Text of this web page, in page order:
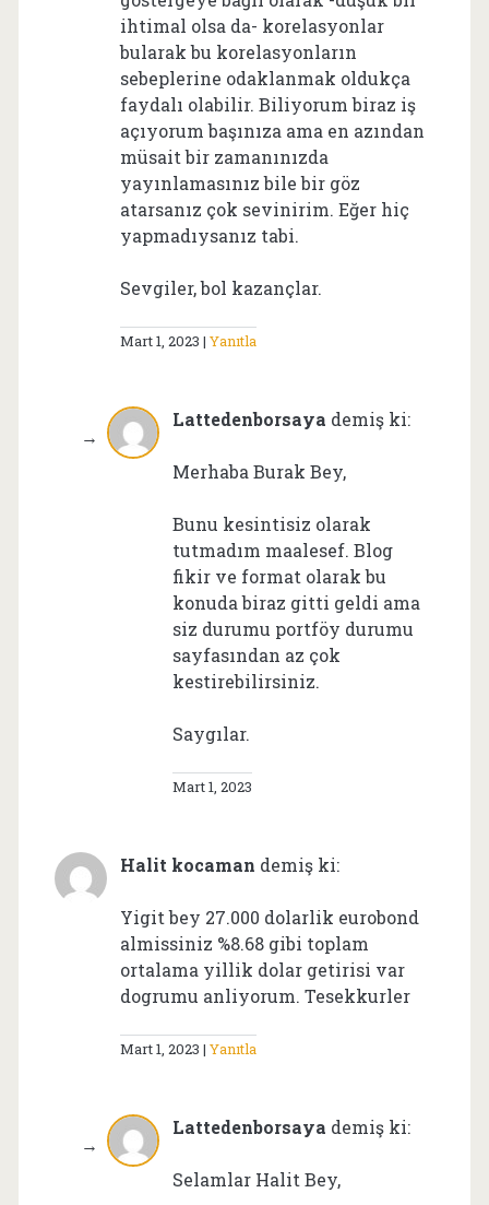
ihtimal olsa da- korelasyonlar
bularak bu korelasyonların
sebeplerine odaklanmak oldukça
faydalı olabilir. Biliyorum biraz iş
açıyorum başınıza ama en azından
müsait bir zamanınızda
yayınlamasınız bile bir göz
atarsanız çok sevinirim. Eğer hiç
yapmadıysanız tabi.
Sevgiler, bol kazançlar.
Mart 1, 2023 Yanıtla
Lattedenborsaya demiş ki:
Merhaba Burak Bey,
Bunu kesintisiz olarak
tutmadım maalesef. Blog
fikir ve format olarak bu
konuda biraz gitti geldi ama
siz durumu portföy durumu
sayfasından az çok
kestirebilirsiniz.
Saygılar.
Mart 1, 2023
Halit kocaman demiş ki:
Yigit bey 27.000 dolarlik eurobond
almissiniz %8.68 gibi toplam
ortalama yillik dolar getirisi var
dogrumu anliyorum. Tesekkurler
Mart 1, 2023 Yanıtla
Lattedenborsaya demiş ki:
Selamlar Halit Bey,